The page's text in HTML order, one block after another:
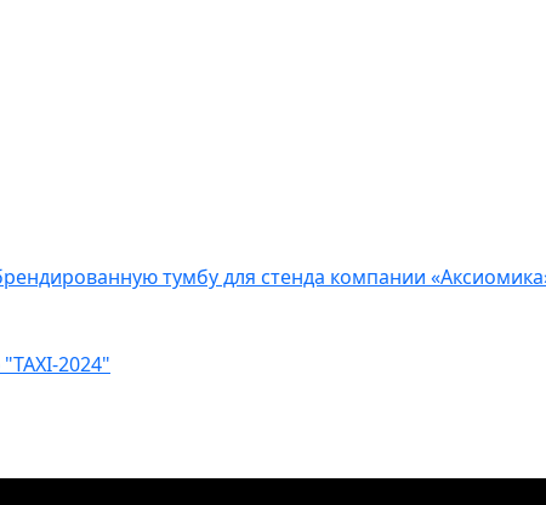
тумбу для стенда компании
2024"